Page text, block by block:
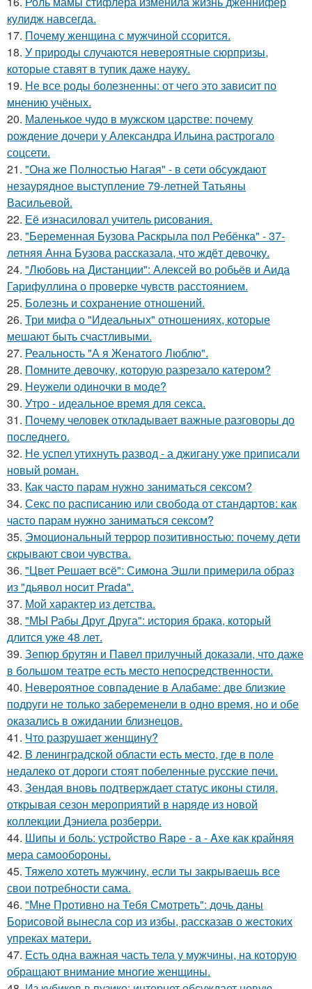
кулидж навсегда.
17. Почему женщина с мужчиной ссорится.
18. У природы случаются невероятные сюрпризы,
которые ставят в тупик даже науку.
19. Не все роды болезненны: от чего это зависит по
мнению учёных.
20. Маленькое чудо в мужском царстве: почему
рождение дочери у Александра Ильина растрогало
соцсети.
21. "Она же Полностью Нагая" - в сети обсуждают
незаурядное выступление 79-летней Татьяны
Васильевой.
22. Её изнасиловал учитель рисования.
23. "Беременная Бузова Раскрыла пол Ребёнка" - 37-
летняя Анна Бузова рассказала, что ждёт девочку.
24. "Любовь на Дистанции": Алексей во робьёв и Аида
Гарифуллина о проверке чувств расстоянием.
25. Болезнь и сохранение отношений.
26. Три мифа о "Идеальных" отношениях, которые
мешают быть счастливыми.
27. Реальность "А я Женатого Люблю".
28. Помните девочку, которую разрезало катером?
29. Неужели одиночки в моде?
30. Утро - идеальное время для секса.
31. Почему человек откладывает важные разговоры до
последнего.
32. Не успел утихнуть развод - а джигану уже приписали
новый роман.
33. Как часто парам нужно заниматься сексом?
34. Секс по расписанию или свобода от стандартов: как
часто парам нужно заниматься сексом?
35. Эмоциональный террор позитивностью: почему дети
скрывают свои чувства.
36. "Цвет Решает всё": Симона Эшли примерила образ
из "дьявол носит Prada".
37. Мой характер из детства.
38. "МЫ Рабы Друг Друга": история брака, который
длится уже 48 лет.
39. Зепюр брутян и Павел прилучный доказали, что даже
в большом театре есть место непосредственности.
40. Невероятное совпадение в Алабаме: две близкие
подруги не только забеременели в одно время, но и обе
оказались в ожидании близнецов.
41. Что разрушает женщину?
42. В ленинградской области есть место, где в поле
недалеко от дороги стоят побеленные русские печи.
43. Зендая вновь подтверждает статус иконы стиля,
открывая сезон мероприятий в наряде из новой
коллекции Дэниела розберри.
44. Шипы и боль: устройство Rape - a - Axe как крайняя
мера самообороны.
45. Тяжело хотеть мужчину, если ты закрываешь все
свои потребности сама.
46. "Мне Противно на Тебя Смотреть": дочь даны
Борисовой вынесла сор из избы, рассказав о жестоких
упреках матери.
47. Есть одна важная часть тела у мужчины, на которую
обращают внимание многие женщины.